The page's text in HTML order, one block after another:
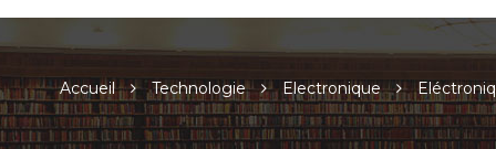
Accueil Technologie Electronique